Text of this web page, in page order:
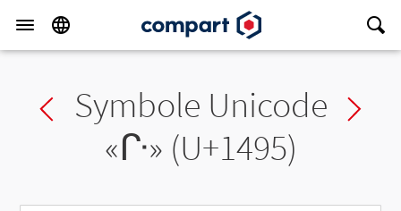
Previous char
Symbole Unicode
«ᒕ» (U+1495)